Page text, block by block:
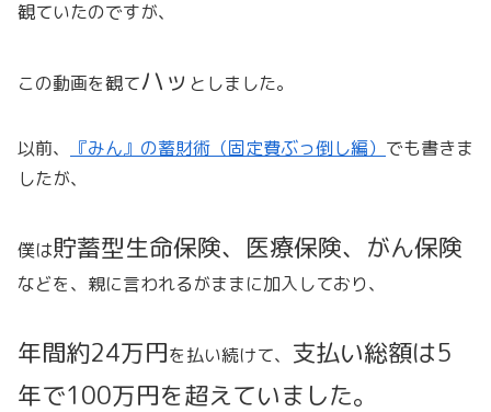
観ていたのですが、
この動画を観てハッ としました。
以前、 『みん』の蓄財術（固定費ぶっ倒し編） でも書きま
したが、
僕は貯蓄型生命保険、医療保険、がん保険
などを、親に言われるがままに加入しており、
年間約24万円を払い続けて、 支払い総額は5
年で100万円を超えていました。